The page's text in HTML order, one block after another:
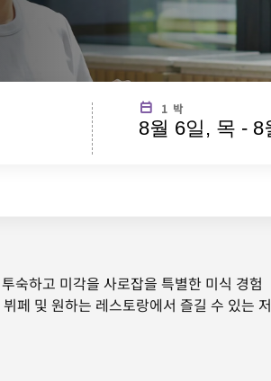
1 박
8월 6일, 목 - 8
숙하고 미각을 사로잡을 특별한 미식 경험
페 및 원하는 레스토랑에서 즐길 수 있는 저